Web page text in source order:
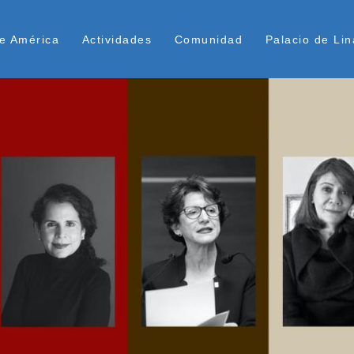
Superior
América Actividades Comunidad Palacio de